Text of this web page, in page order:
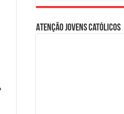
Atenção Jovens Católicos